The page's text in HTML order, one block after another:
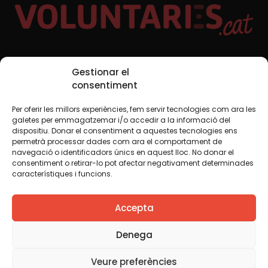
Gestionar el
consentiment
Per oferir les millors experiències, fem servir tecnologies com ara les
galetes per emmagatzemar i/o accedir a la informació del
dispositiu. Donar el consentiment a aquestes tecnologies ens
permetrà processar dades com ara el comportament de
navegació o identificadors únics en aquest lloc. No donar el
consentiment o retirar-lo pot afectar negativament determinades
característiques i funcions.
Accepta
Denega
Veure preferències
Xarxes Socials
TWT YTB IG FB IN
Avís legalPolítica de cookies
Creiem que el coneixement s’ha de compartir. Per això
fem servir una llicència Creative Commons, llevat que en
algun material indiquem el contrari. Us animem a copiar,
redistribuir, remesclar o transformar i crear els continguts
comercial. Només us demanem que reconegueu